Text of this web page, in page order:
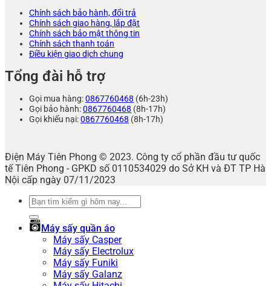
Chính sách bảo hành, đổi trả
Chính sách giao hàng, lắp đặt
Chính sách bảo mật thông tin
Chính sách thanh toán
Điều kiện giao dịch chung
Tổng đài hỗ trợ
Gọi mua hàng:0867760468 (6h-23h)
Gọi bảo hành:0867760468 (8h-17h)
Gọi khiếu nại:0867760468 (8h-17h)
Điện Máy Tiên Phong © 2023. Công ty cổ phần đầu tư quốc
tế Tiên Phong - GPKD số 0110534029 do Sở KH và ĐT TP Hà
Nội cấp ngày 07/11/2023
Tìm
Máy sấy quần áo
Máy sấy Casper
Máy sấy Electrolux
Máy sấy Funiki
Máy sấy Galanz